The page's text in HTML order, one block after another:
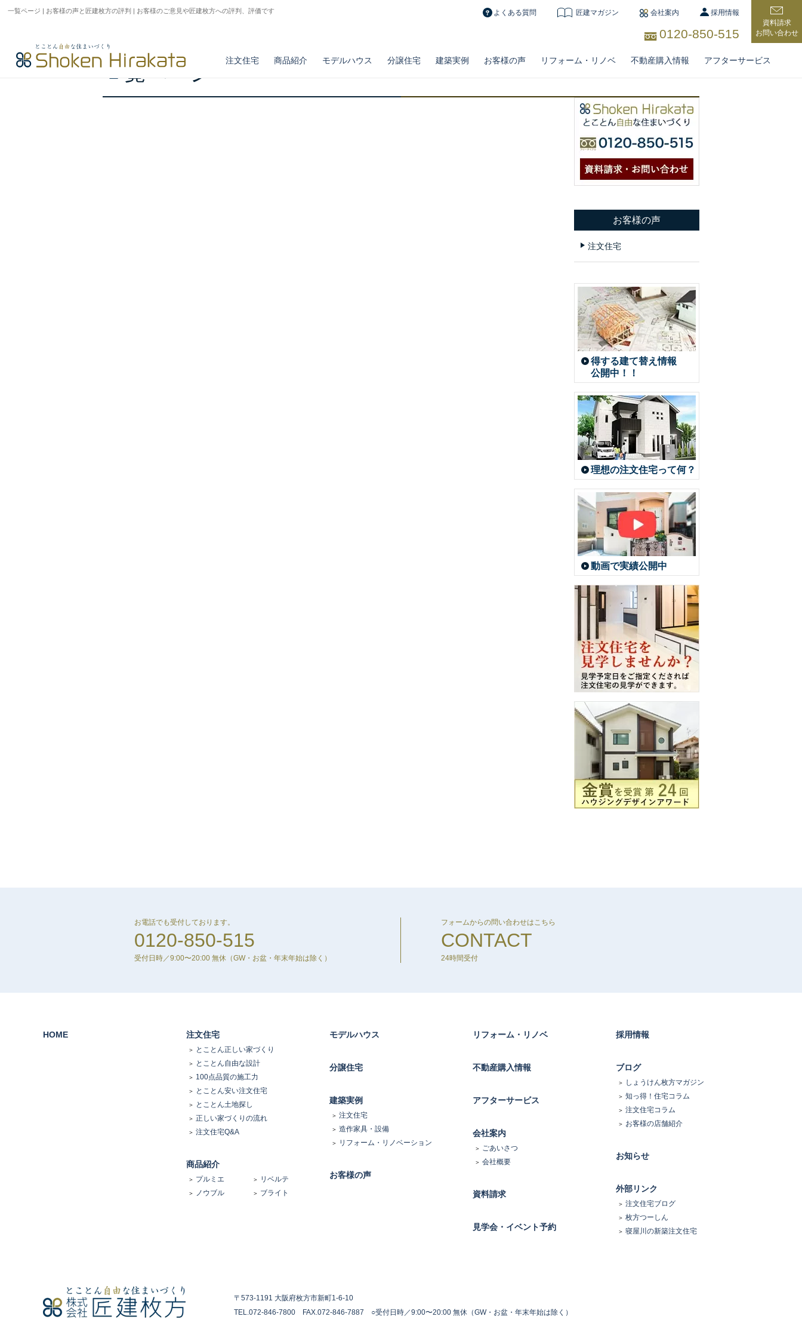
一覧ページ | お客様の声と匠建枚方の評判 | お客様のご意見や匠建枚方への評判、評価です よくある質問 匠建マガジン 会社案内 採用情報
0120-850-515
資料請求
お問い合わせ
注文住宅 商品紹介 モデルハウス 分譲住宅 建築実例 お客様の声 リフォーム・リノベ 不動産購入情報 アフターサービス
HOME> お客様の声>一覧ページ
一覧ページ
お客様の声
注文住宅
得する建て替え情報
公開中！！
理想の注文住宅って何？
動画で実績公開中
お電話でも受付しております。
0120-850-515
受付日時／9:00〜20:00 無休（GW・お盆・年末年始は除く）
フォームからの問い合わせはこちら
CONTACT
24時間受付
HOME 注文住宅
とことん正しい家づくり
とことん自由な設計
100点品質の施工力
とことん安い注文住宅
とことん土地探し
正しい家づくりの流れ
注文住宅Q&A
商品紹介
プルミエ
リベルテ
ノウブル
ブライト
モデルハウス
分譲住宅
建築実例
注文住宅
造作家具・設備
リフォーム・リノベーション
お客様の声
リフォーム・リノベ
不動産購入情報
アフターサービス
会社案内
ごあいさつ
会社概要
資料請求
見学会・イベント予約
採用情報
ブログ
しょうけん枚方マガジン
知っ得！住宅コラム
注文住宅コラム
お客様の店舗紹介
お知らせ
外部リンク
注文住宅ブログ
枚方つーしん
寝屋川の新築注文住宅
〒573-1191 大阪府枚方市新町1-6-10
TEL.072-846-7800 FAX.072-846-7887 ○受付日時／9:00〜20:00 無休（GW・お盆・年末年始は除く）